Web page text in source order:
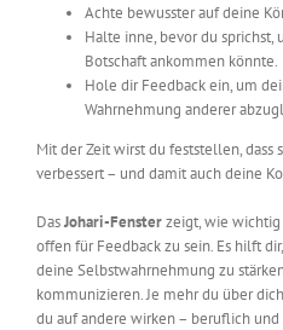
Achte bewusster auf deine
Halte inne, bevor du
Botschaft ankommen könnte.
Hole dir Feedback ein, um
Wahrnehmung anderer
Mit der Zeit wirst du feststellen, dass
verbessert – und damit auch deine
DasJohari-Fensterzeigt, wie wichtig
offen für Feedback zu sein. Es hilft dir,
deine Selbstwahrnehmung zu
kommunizieren. Je mehr du über
du auf andere wirken – beruflich und